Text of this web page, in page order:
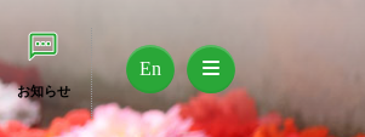
お知らせ
En